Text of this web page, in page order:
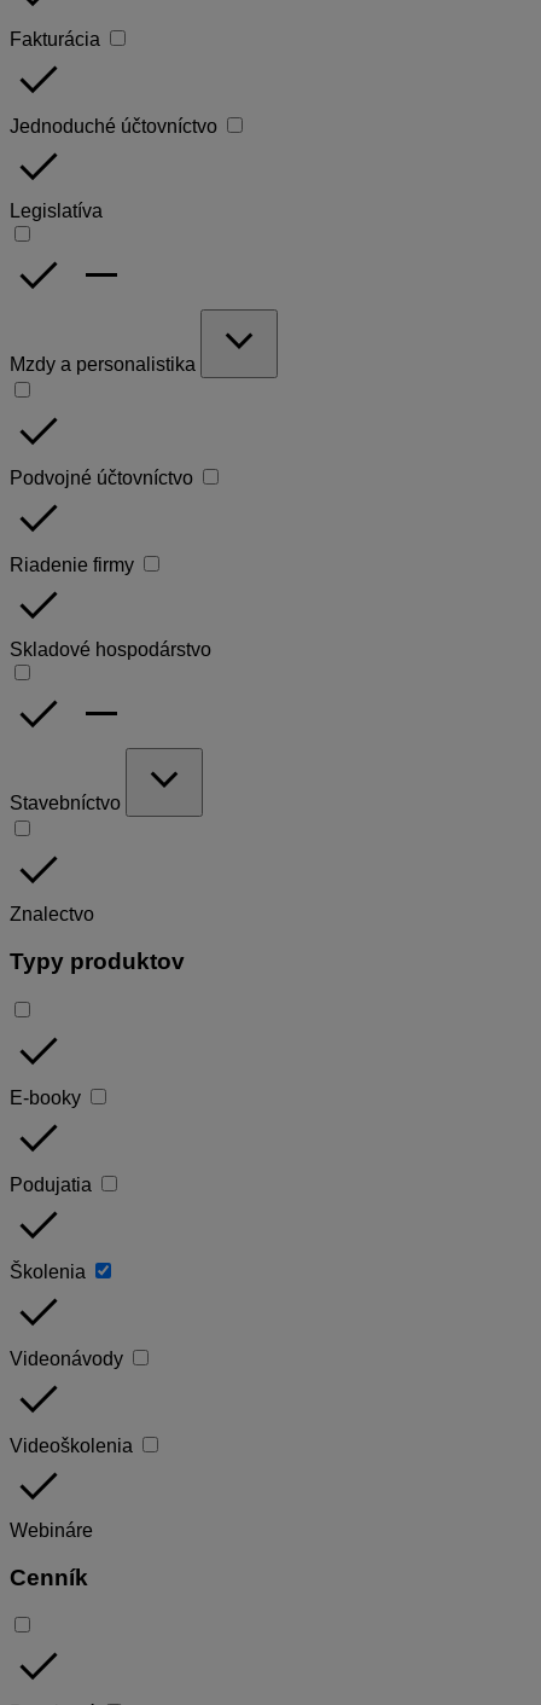
Fakturácia
done
Jednoduché účtovníctvo
done
Legislatíva
done remove
Mzdy a personalistika
expand_more
done
Podvojné účtovníctvo
done
Riadenie firmy
done
Skladové hospodárstvo
done remove
Stavebníctvo
expand_more
done
Znalectvo
Typy produktov
done
E-booky
done
Podujatia
done
Školenia
done
Videonávody
done
Videoškolenia
done
Webináre
Cenník
done